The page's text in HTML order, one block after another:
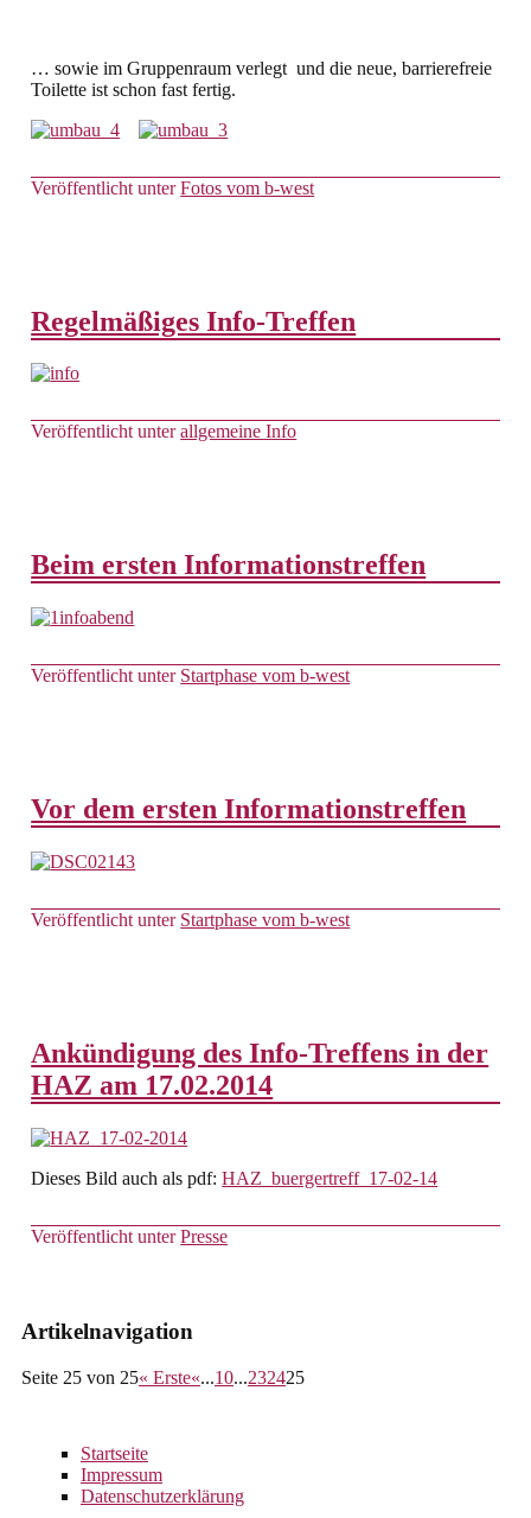
… sowie im Gruppenraum verlegt und die neue, barrierefreie
Toilette ist schon fast fertig.
Veröffentlicht unter Fotos vom b-west
Regelmäßiges Info-Treffen
Veröffentlicht unter allgemeine Info
Beim ersten Informationstreffen
Veröffentlicht unter Startphase vom b-west
Vor dem ersten Informationstreffen
Veröffentlicht unter Startphase vom b-west
Ankündigung des Info-Treffens in der
HAZ am 17.02.2014
Dieses Bild auch als pdf:HAZ_buergertreff_17-02-14
Veröffentlicht unter Presse
Artikelnavigation
Seite 25 von 25« Erste«...10...232425
Startseite
Impressum
Datenschutzerklärung